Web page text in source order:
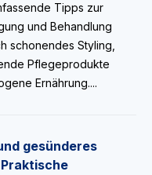
Tipps zur
und Behandlung
schonendes Styling,
Pflegeprodukte
Ernährung....
gesünderes